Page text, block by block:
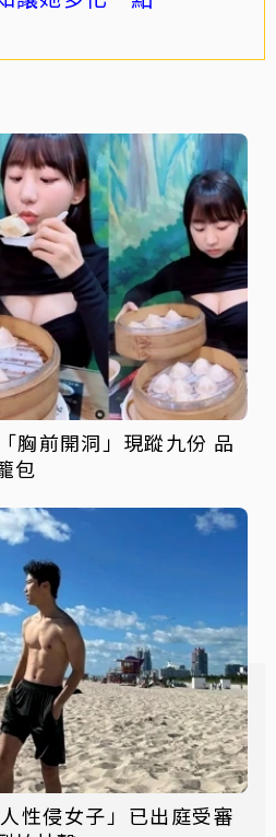
胸前開洞」現蹤九份 品
包
性侵女子」已出庭受審